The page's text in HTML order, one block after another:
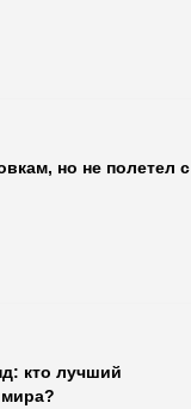
но не полетел с
кто лучший